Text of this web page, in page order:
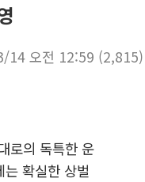
14 오전 12:59 (2,815)
로의 독특한 운
확실한 상벌